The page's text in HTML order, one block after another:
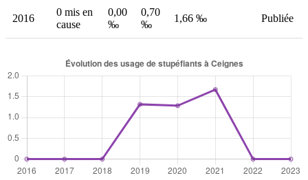
2016
0 mis en
cause
0,00
‰
0,70
‰
1,66 ‰ Publiée